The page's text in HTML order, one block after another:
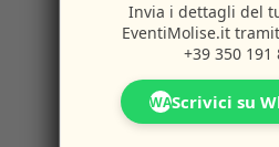
Invia i dettagli del
EventiMolise.it
+39 350 191
WAScrivici su